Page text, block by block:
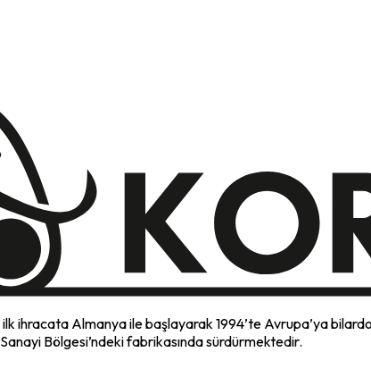
ilk ihracata Almanya ile başlayarak 1994’te Avrupa’ya
Bölgesi’ndeki fabrikasında sürdürmektedir.